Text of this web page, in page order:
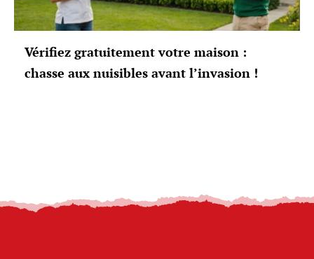
Vérifiez gratuitement votre maison :
chasse aux nuisibles avant l’invasion !